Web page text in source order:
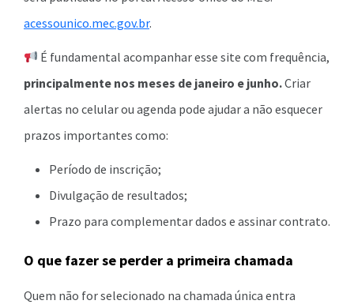
acessounico.mec.gov.br.
É fundamental acompanhar esse site com frequência,
principalmente nos meses de janeiro e junho.Criar
alertas no celular ou agenda pode ajudar a não esquecer
prazos importantes como:
Período de inscrição;
Divulgação de resultados;
Prazo para complementar dados e assinar contrato.
O que fazer se perder a primeira chamada
Quem não for selecionado na chamada única entra